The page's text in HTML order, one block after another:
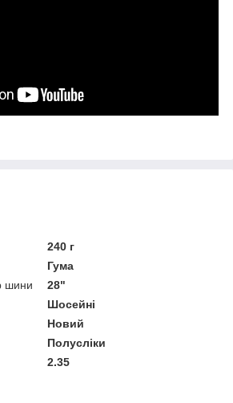
240 г
Гума
шини
28"
Шосейні
Новий
Полусліки
2.35